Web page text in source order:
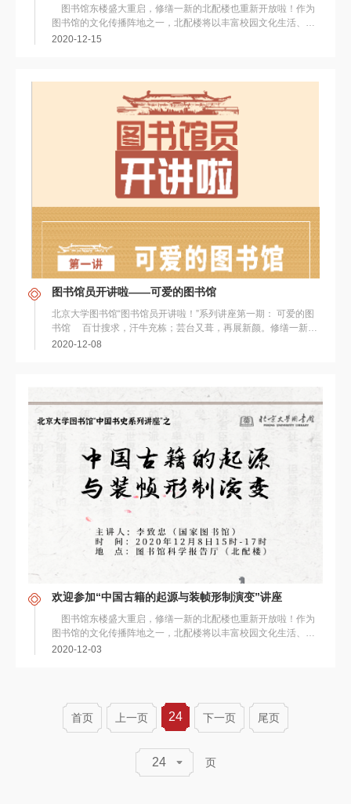
图书馆东楼盛大重启，修缮一新的北配楼也重新开放啦！作为
图书馆的文化传播阵地之一，北配楼将以丰富校园文化生活、提
升用户的综合素质为宗旨，开展学术交流...
2020-12-15
图书馆员开讲啦——可爱的图书馆
北京大学图书馆“图书馆员开讲啦！”系列讲座第一期： 可爱的图
书馆 百廿搜求，汗牛充栋；芸台又葺，再展新颜。修缮一新的
图书馆东楼开始...
2020-12-08
欢迎参加“中国古籍的起源与装帧形制演变”讲座
图书馆东楼盛大重启，修缮一新的北配楼也重新开放啦！作为
图书馆的文化传播阵地之一，北配楼将以丰富校园文化生活、提
升用户的综合素质为宗旨，开展学术交流...
2020-12-03
首页 上一页 24 下一页 尾页
24 页